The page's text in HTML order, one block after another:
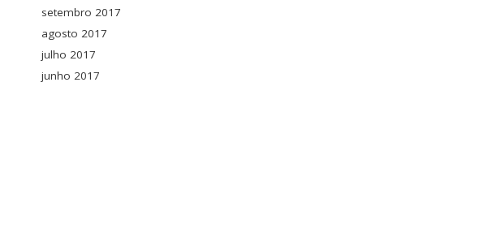
setembro 2017
agosto 2017
julho 2017
junho 2017